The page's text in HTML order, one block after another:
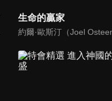
生命的贏家